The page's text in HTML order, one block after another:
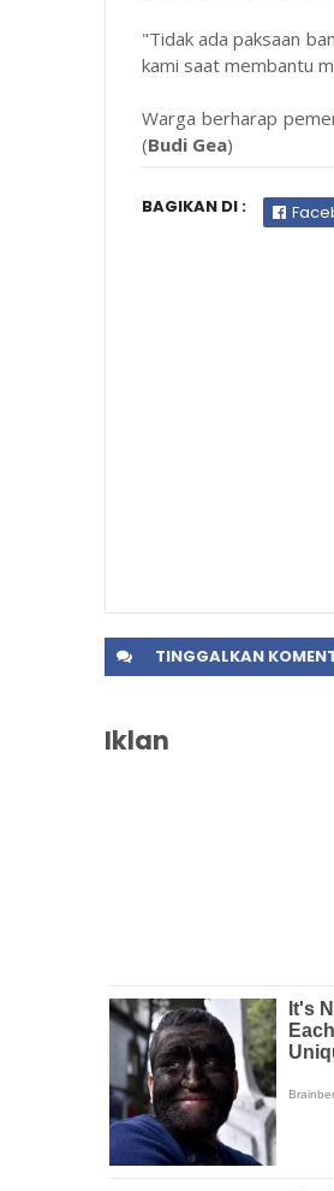
"Tidak ada paksaan
kami saat membantu
Warga berharap
(Budi Gea)
BAGIKAN DI :
TINGGALKAN
Iklan